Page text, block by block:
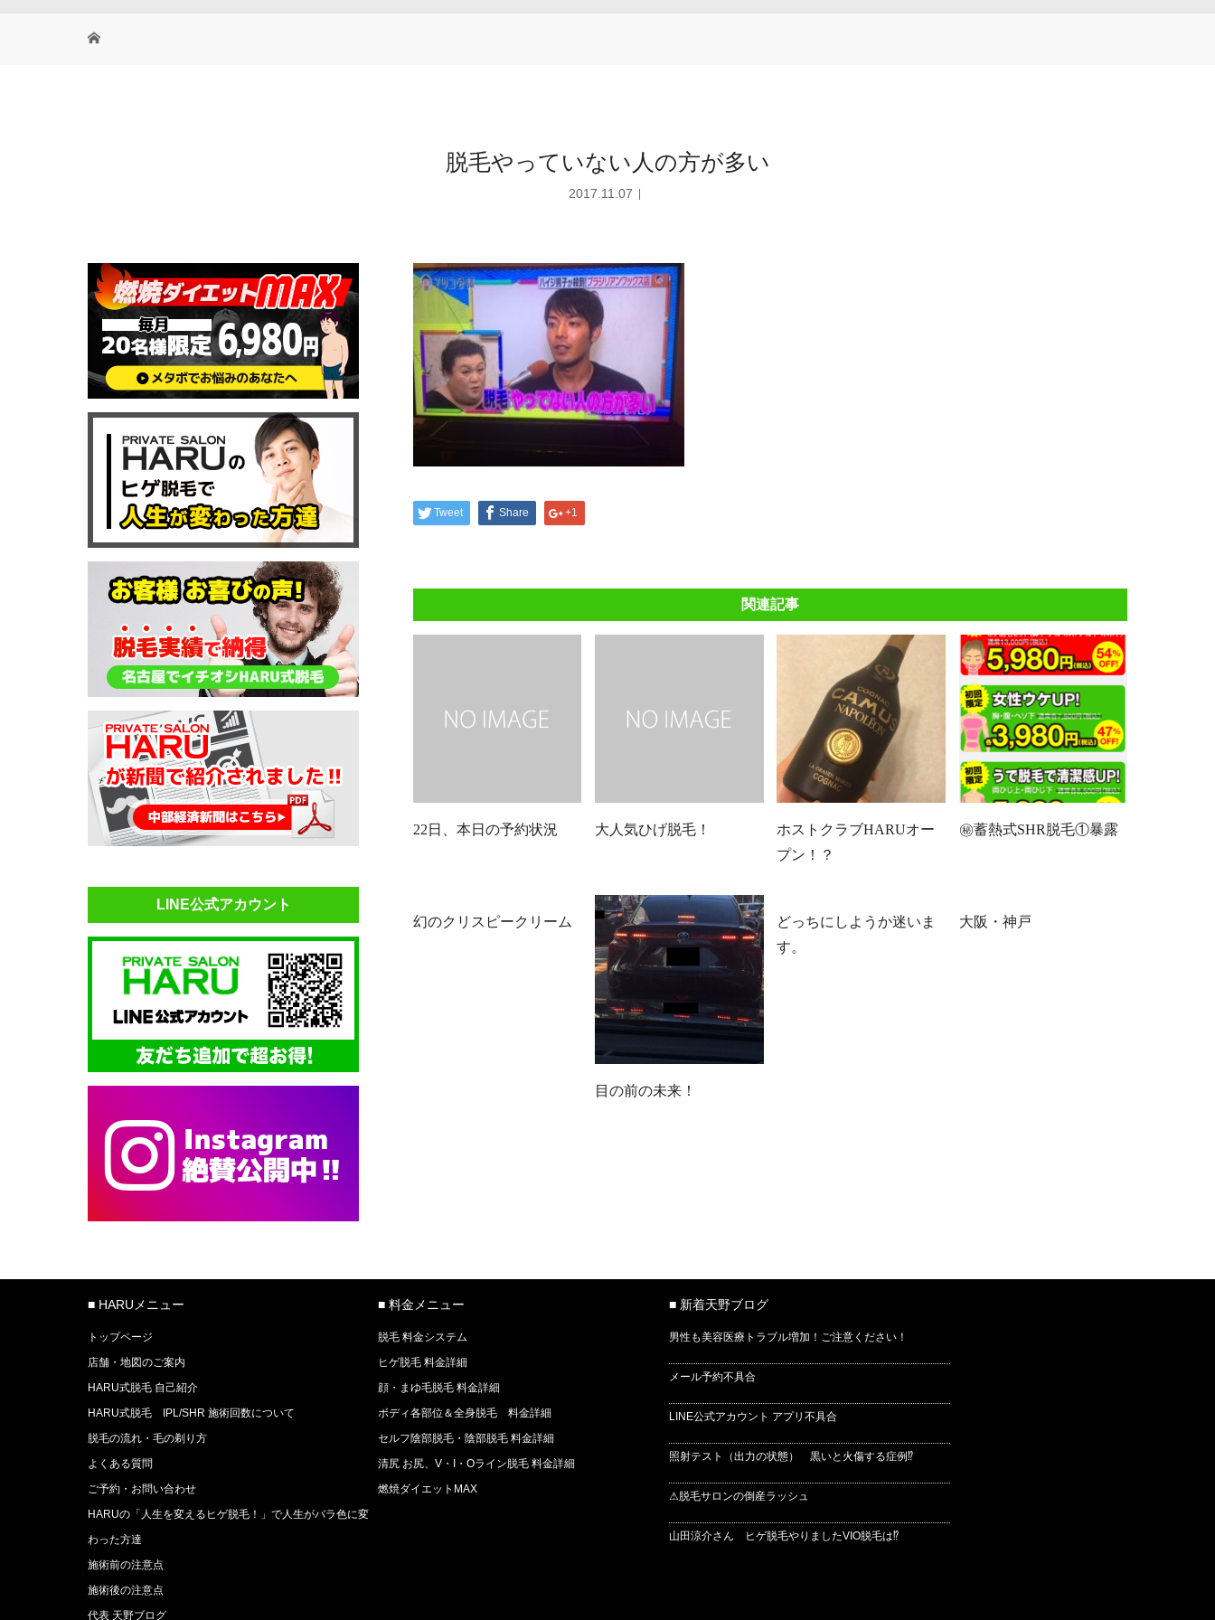
脱毛やっていない人の方が多い
2017.11.07
Tweet Share +1
関連記事
22日、本日の予約状況 大人気ひげ脱毛！
ホストクラブHARUオー
プン！？
㊙蓄熱式SHR脱毛①暴露
幻のクリスピークリーム
目の前の未来！
どっちにしようか迷いま
す。
大阪・神戸
LINE公式アカウント
■ HARUメニュー
トップページ
店舗・地図のご案内
HARU式脱毛 自己紹介
HARU式脱毛 IPL/SHR 施術回数について
脱毛の流れ・毛の剃り方
よくある質問
ご予約・お問い合わせ
HARUの「人生を変えるヒゲ脱毛！」で人生がバラ色に変
わった方達
施術前の注意点
施術後の注意点
代表 天野ブログ
■ 料金メニュー
脱毛 料金システム
ヒゲ脱毛 料金詳細
顔・まゆ毛脱毛 料金詳細
ボディ各部位＆全身脱毛 料金詳細
セルフ陰部脱毛・陰部脱毛 料金詳細
清尻 お尻、V・I・Oライン脱毛 料金詳細
燃焼ダイエットMAX
■ 新着天野ブログ
男性も美容医療トラブル増加！ご注意ください！
メール予約不具合
LINE公式アカウント アプリ不具合
照射テスト（出力の状態） 黒いと火傷する症例⁉
⚠脱毛サロンの倒産ラッシュ
山田涼介さん ヒゲ脱毛やりましたVIO脱毛は⁉